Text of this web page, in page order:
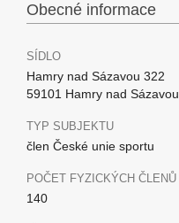
Obecné informace
SÍDLO
Hamry nad Sázavou 322
59101 Hamry nad Sázavou
TYP SUBJEKTU
člen České unie sportu
POČET FYZICKÝCH ČLENŮ
140